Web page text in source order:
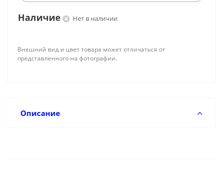
Наличие Нет в наличии
Внешний вид и цвет товара может отличаться от
представленного на фотографии.
Описание